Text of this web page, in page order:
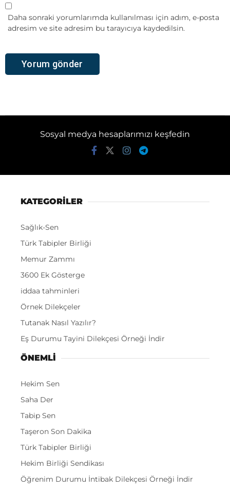
Daha sonraki yorumlarımda kullanılması için adım, e-posta
adresim ve site adresim bu tarayıcıya kaydedilsin.
Sosyal medya hesaplarımızı keşfedin
KATEGORİLER
Sağlık-Sen
Türk Tabipler Birliği
Memur Zammı
3600 Ek Gösterge
iddaa tahminleri
Örnek Dilekçeler
Tutanak Nasıl Yazılır?
Eş Durumu Tayini Dilekçesi Örneği İndir
ÖNEMLI
Hekim Sen
Saha Der
Tabip Sen
Taşeron Son Dakika
Türk Tabipler Birliği
Hekim Birliği Sendikası
Öğrenim Durumu İntibak Dilekçesi Örneği İndir